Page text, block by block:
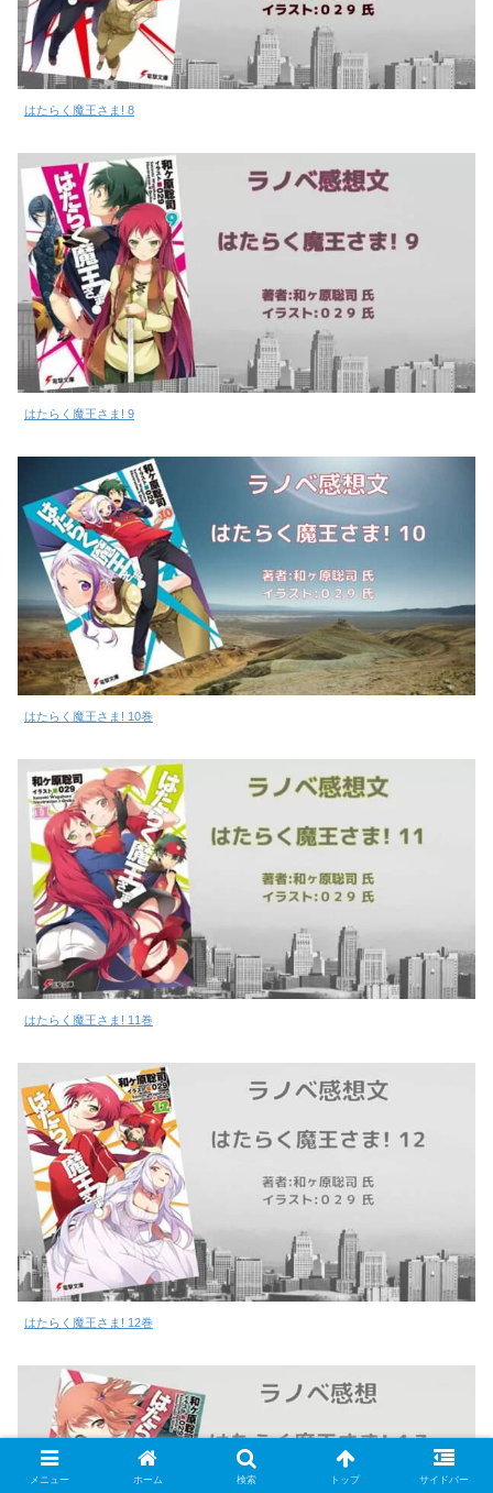
はたらく魔王さま! 8
はたらく魔王さま! 9
はたらく魔王さま! 10巻
はたらく魔王さま! 11巻
はたらく魔王さま! 12巻
メニュー ホーム 検索 トップ サイドバー